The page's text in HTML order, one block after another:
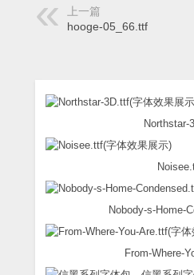
上一篇
hooge-05_66.ttf
Northstar-
Nobody-s-Home-
From-Where-